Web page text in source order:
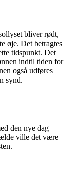
bliver rødt,
øje. Det betragtes
tidspunkt. Det
indtil tiden for
også udføres
synd.
den nye dag
ville det være